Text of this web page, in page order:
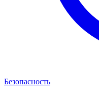
Безопасность